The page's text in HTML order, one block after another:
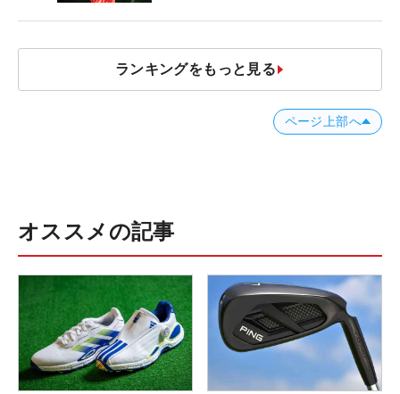
ランキングをもっと見る
ページ上部へ
オススメの記事